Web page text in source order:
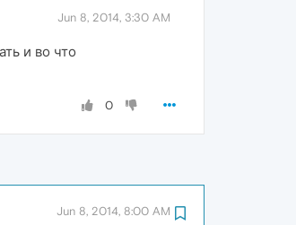
Jun 8, 2014, 3:30 AM
и во что
0
Jun 8, 2014, 8:00 AM